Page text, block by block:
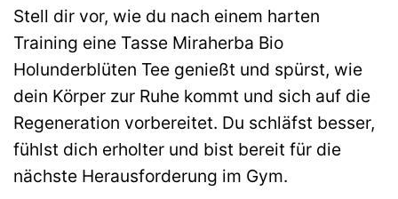
Stell dir vor, wie du nach einem harten
Training eine Tasse Miraherba Bio
Holunderblüten Tee genießt und spürst, wie
dein Körper zur Ruhe kommt und sich auf die
Regeneration vorbereitet. Du schläfst besser,
fühlst dich erholter und bist bereit für die
nächste Herausforderung im Gym.